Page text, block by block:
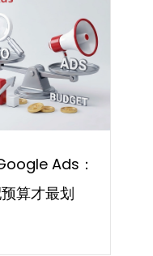
Ads：
算才最划